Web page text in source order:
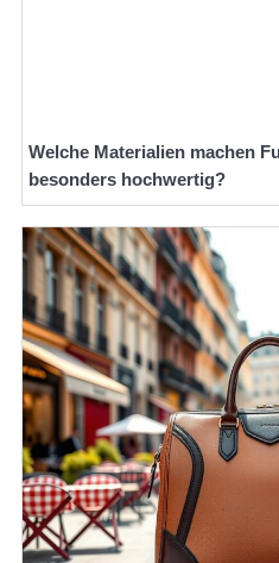
Welche Materialien machen
besonders hochwertig?